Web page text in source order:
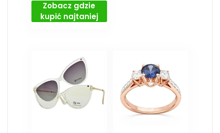
Zobacz gdzie
kupić najtaniej